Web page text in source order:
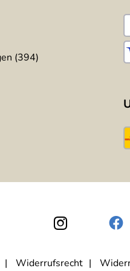
(394)
Widerrufsrecht